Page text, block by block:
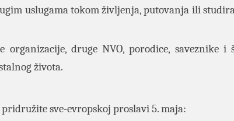
uslugama tokom življenja, putovanja ili
organizacije, druge NVO, porodice, saveznike
života.
sve-evropskoj proslavi 5. maja: